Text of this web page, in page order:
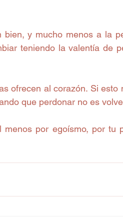
y mucho menos a la
teniendo la valentía de
ofrecen al corazón. Si esto
que perdonar no es
por egoísmo, por tu